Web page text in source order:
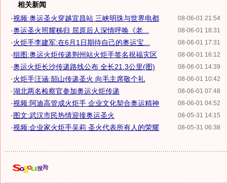
相关新闻
08-06-01 21:54
·视频:奥运圣火穿越宜昌站 三峡明珠与世界电都
08-06-01 18:31
·奥运圣火照耀秭归 屈原后人深情呼唤《老...
08-06-01 17:31
·火炬手李建军:在6月1日期待自己的奥运宝...
08-06-01 16:12
·组图:奥运火炬传递荆州站火炬手签名祝福灾区
08-06-01 14:39
·奥运火炬长沙传递路线公布 全长21.3公里(图)
08-06-01 10:42
·火炬手汪涵:韶山传递圣火 向毛主席敬个礼
08-06-01 07:48
·湖北两名检察官参加奥运火炬传递
08-06-01 04:52
·视频:阿迪高管成火炬手 企业文化契合奥运精神
08-05-31 14:15
·图文:武汉市民热情迎接奥运圣火
08-05-31 06:38
·视频:企业家火炬手吴莉 圣火代表所有人的荣耀